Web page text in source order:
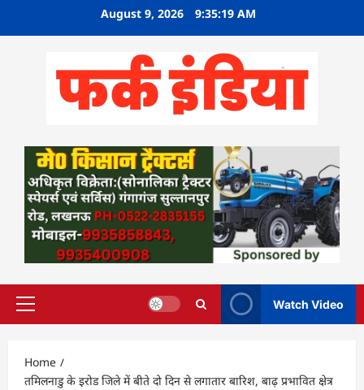
August 9, 2026 9:35:20 AM
Primary
Watch Video
Home
तमिलनाडु के इरोड जिले में बीते दो दिन से लगातार बारिश, बाढ़ प्रभावित क्षेत्र